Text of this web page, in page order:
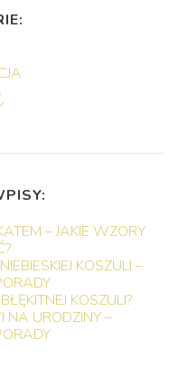
– JAKIE WZORY
KOSZULI –
KOSZULI?
NA URODZINY –